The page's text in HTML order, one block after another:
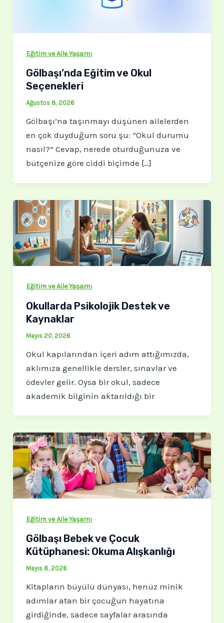
Eğitim ve Aile Yaşamı
Gölbaşı’nda Eğitim ve Okul
Seçenekleri
Ağustos 8, 2026
Gölbaşı’na taşınmayı düşünen ailelerden
en çok duyduğum soru şu: “Okul durumu
nasıl?” Cevap, nerede oturduğunuza ve
bütçenize göre ciddi biçimde […]
Eğitim ve Aile Yaşamı
Okullarda Psikolojik Destek ve
Kaynaklar
Mayıs 20, 2026
Okul kapılarından içeri adım attığımızda,
aklımıza genellikle dersler, sınavlar ve
ödevler gelir. Oysa bir okul, sadece
akademik bilginin aktarıldığı bir
Eğitim ve Aile Yaşamı
Gölbaşı Bebek ve Çocuk
Kütüphanesi: Okuma Alışkanlığı
Mayıs 8, 2026
Kitapların büyülü dünyası, henüz minik
adımlar atan bir çocuğun hayatına
girdiğinde, sadece sayfalar arasında